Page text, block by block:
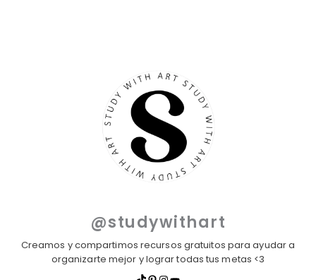
@studywithart
Creamos y compartimos recursos gratuitos para ayudar a
organizarte mejor y lograr todas tus metas <3